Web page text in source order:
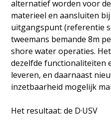
alternatief worden voor
materieel en aansluiten
uitgangspunt (referentie
tweemans bemande 8m
shore water operaties.
dezelfde functionaliteiten
leveren, en daarnaast
inzetbaarheid mogelijk
Het resultaat: de D·USV